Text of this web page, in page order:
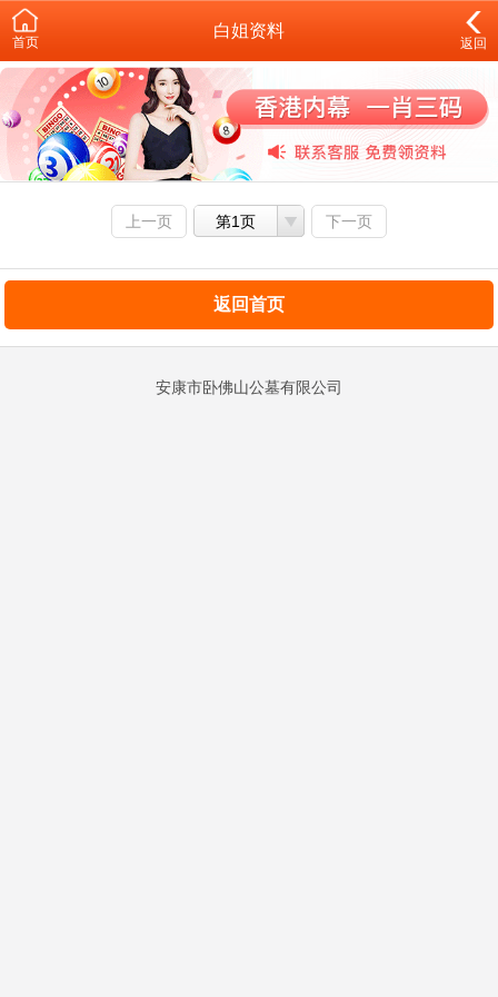
首页
白姐资料
返回
上一页 第1页 下一页
返回首页
安康市卧佛山公墓有限公司